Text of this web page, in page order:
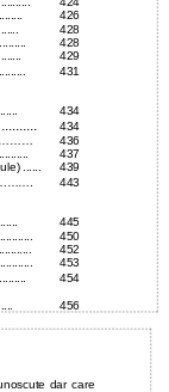
426
428
428
429
431
434
434
436
437
......
439
443
445
450
452
453
454
456
dar care